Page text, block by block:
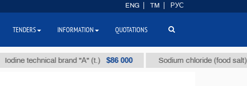
Iodine technical brand "А" (t.) $86 000 Sodium chloride (food salt)
ENG TM РУС
TENDERS INFORMATION QUOTATIONS